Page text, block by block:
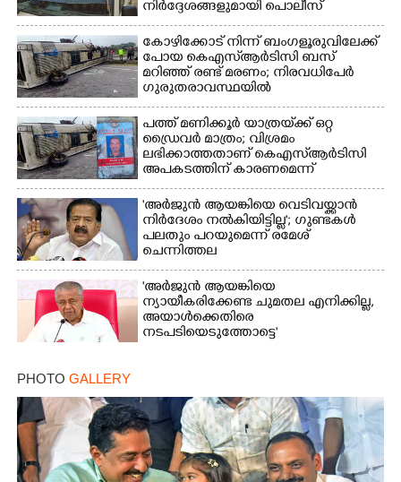
നിർദ്ദേശങ്ങളുമായി പൊലീസ്
കോഴിക്കോട് നിന്ന് ബംഗളൂരുവിലേക്ക്
പോയ കെഎസ്‌ആർടിസി ബസ്
മറിഞ്ഞ് രണ്ട് മരണം; നിരവധിപേർ
ഗുരുതരാവസ്ഥയിൽ
പത്ത് മണിക്കൂർ യാത്രയ്‌ക്ക് ഒറ്റ
ഡ്രൈവർ മാത്രം; വിശ്രമം
ലഭിക്കാത്തതാണ് കെഎസ്‌ആർടിസി
അപകടത്തിന് കാരണമെന്ന്
വിമർശനം
'അർജുൻ ആയങ്കിയെ വെടിവയ്ക്കാൻ
നിർദേശം നൽകിയിട്ടില്ല'; ഗുണ്ടകൾ
പലതും പറയുമെന്ന് രമേശ്
ചെന്നിത്തല
'അർജുൻ ആയങ്കിയെ
ന്യായീകരിക്കേണ്ട ചുമതല എനിക്കില്ല,
അയാൾക്കെതിരെ
നടപടിയെടുത്തോട്ടെ'
PHOTO GALLERY